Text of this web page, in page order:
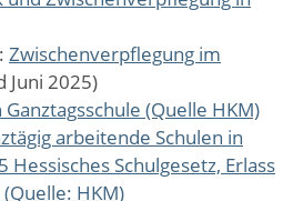
Zwischenverpflegung im
Juni 2025)
(Quelle HKM)
arbeitende Schulen in
Hessisches Schulgesetz, Erlass
HKM)